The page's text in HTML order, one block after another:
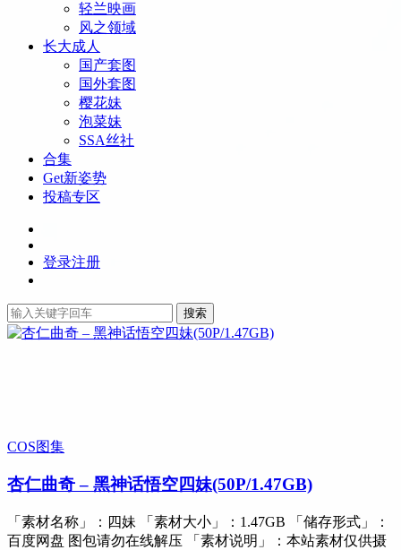
轻兰映画
风之领域
长大成人
国产套图
国外套图
樱花妹
泡菜妹
SSA丝社
合集
Get新姿势
投稿专区
登录注册
搜索
COS图集
杏仁曲奇 – 黑神话悟空四妹(50P/1.47GB)
「素材名称」：四妹 「素材大小」：1.47GB 「储存形式」：
百度网盘 图包请勿在线解压 「素材说明」：本站素材仅供摄